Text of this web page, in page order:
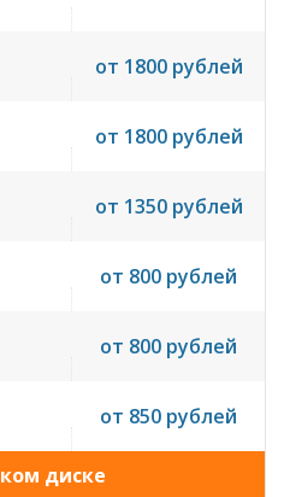
от 1800 рублей
от 1800 рублей
от 1350 рублей
от 800 рублей
от 800 рублей
от 850 рублей
диске